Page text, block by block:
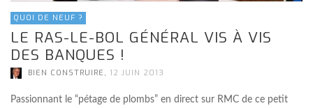
QUOI DE NEUF ?
LE RAS-LE-BOL GÉNÉRAL VIS À VIS
DES BANQUES !
BIEN CONSTRUIRE , 12 JUIN 2013
Passionnant le “pétage de plombs” en direct sur RMC de ce petit